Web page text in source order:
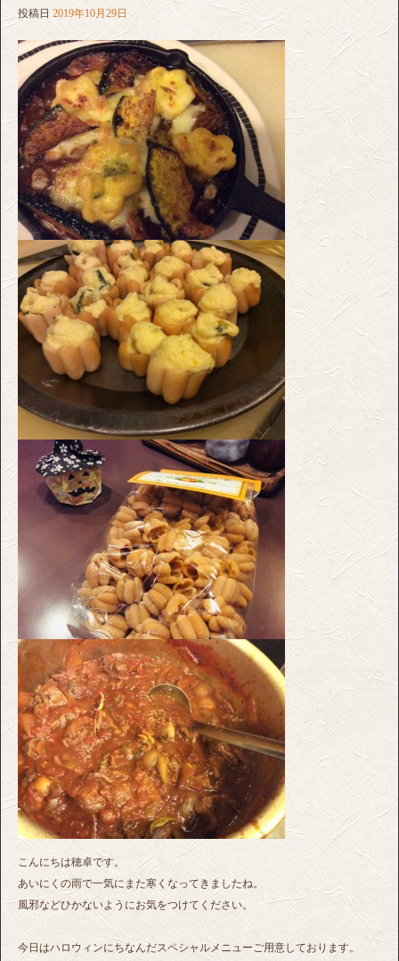
投稿日 2019年10月29日
こんにちは穂卓です。
あいにくの雨で一気にまた寒くなってきましたね。
風邪などひかないようにお気をつけてください。
今日はハロウィンにちなんだスペシャルメニューご用意しております。